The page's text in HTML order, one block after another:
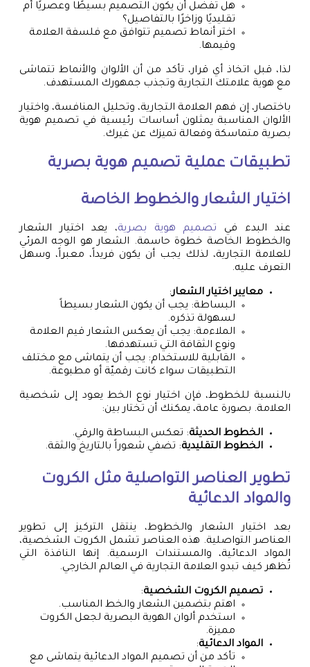
هل تفضل أن يكون التصميم بسيطًا وعصريًا أم
تقليديًا وزاخرًا بالتفاصيل؟
اختر أنماط تصميم تتوافق مع فلسفة العلامة
وقيمها.
لذا، قبل اتخاذ أي قرار، تأكد من أن الألوان والأنماط تتماشى
مع هوية علامتك التجارية وتجذب جمهورك المستهدف.
باختصار، إن فهم العلامة التجارية، وتحليل المنافسة، واختيار
الألوان المناسبة يمثلون أساسات رئيسية في تصميم هوية
بصرية متماسكة وفعالة تميزك عن غيرك.
تطبيقات عملية تصميم هوية بصرية
اختيار الشعار والخطوط الخاصة
عند البدء في تصميم هوية بصرية، يعد اختيار الشعار
والخطوط الخاصة خطوة حاسمة. الشعار هو الوجه المرئي
للعلامة التجارية، لذلك يجب أن يكون فريداً، معبراً، وسهل
التعرف عليه.
معايير اختيار الشعار:
البساطة: يجب أن يكون الشعار بسيطاً
لسهولة تذكره.
الملاءمة: يجب أن يعكس الشعار قيم العلامة
ونوع الثقافة التي تستهدفها.
القابلية للاستخدام: يجب أن يتماشى مع مختلف
التطبيقات سواء كانت رقميّة أو مطبوعة.
بالنسبة للخطوط، فإن اختيار نوع الخط يعود إلى شخصية
العلامة. بصورة عامة، يمكنك أن تختار بين:
الخطوط الحديثة: تعكس البساطة والرقي.
الخطوط التقليدية: تضفي شعوراً بالتاريخ والثقة.
تطوير العناصر التواصلية مثل الكروت
والمواد الدعائية
بعد اختيار الشعار والخطوط، ينتقل التركيز إلى تطوير
العناصر التواصلية. هذه العناصر تشمل الكروت الشخصية،
المواد الدعائية، والمستندات الرسمية. إنها النافذة التي
تُظهر كيف تبدو العلامة التجارية في العالم الخارجي.
تصميم الكروت الشخصية:
اهتم بتضمين الشعار والخط المناسب.
استخدم ألوان الهوية البصرية لجعل الكروت
مميزة.
المواد الدعائية:
تأكد من أن تصميم المواد الدعائية يتماشى مع